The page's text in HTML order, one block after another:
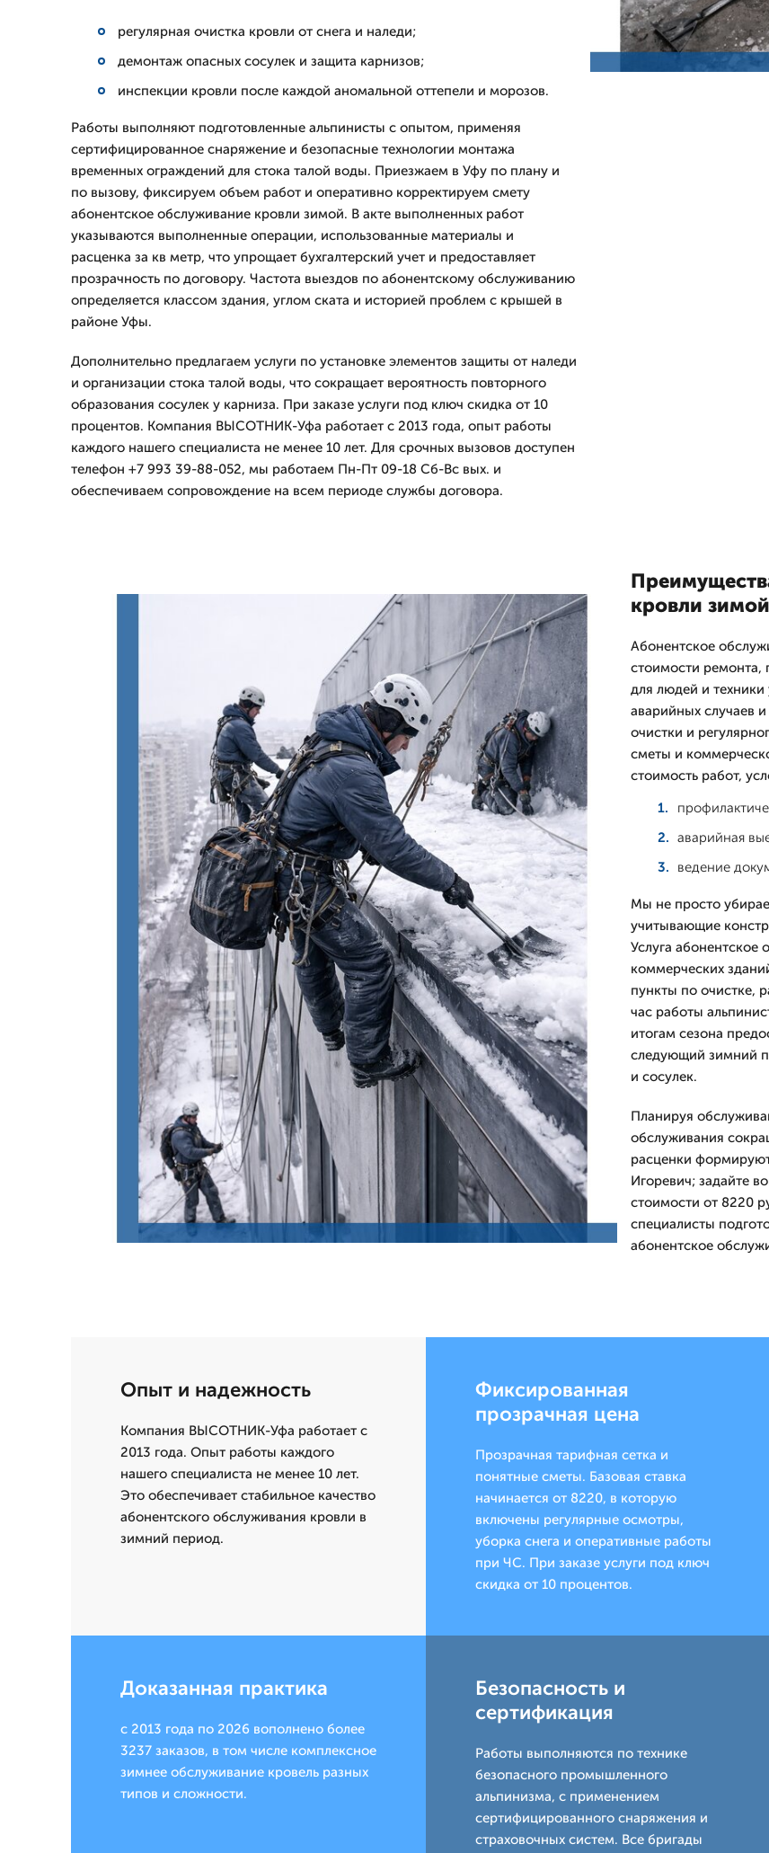
регулярная очистка кровли от снега и наледи;
демонтаж опасных сосулек и защита карнизов;
инспекции кровли после каждой аномальной оттепели и морозов.
Работы выполняют подготовленные альпинисты с опытом, применяя
сертифицированное снаряжение и безопасные технологии монтажа
временных ограждений для стока талой воды. Приезжаем в Уфу по плану и
по вызову, фиксируем объем работ и оперативно корректируем смету
абонентское обслуживание кровли зимой. В акте выполненных работ
указываются выполненные операции, использованные материалы и
расценка за кв метр, что упрощает бухгалтерский учет и предоставляет
прозрачность по договору. Частота выездов по абонентскому обслуживанию
определяется классом здания, углом ската и историей проблем с крышей в
районе Уфы.
Дополнительно предлагаем услуги по установке элементов защиты от наледи
и организации стока талой воды, что сокращает вероятность повторного
образования сосулек у карниза. При заказе услуги под ключ скидка от 10
процентов. Компания ВЫСОТНИК-Уфа работает с 2013 года, опыт работы
каждого нашего специалиста не менее 10 лет. Для срочных вызовов доступен
телефон +7 993 39-88-052, мы работаем Пн-Пт 09-18 Сб-Вс вых. и
обеспечиваем сопровождение на всем периоде службы договора.
кровли зимой
Абонентское
стоимости ремонта,
для людей и
аварийных случаев
очистки и
сметы и
стоимость работ,
аварийная
ведение
Мы не просто
учитывающие
Услуга абонентское
коммерческих
пункты по очистке,
час работы
итогам сезона
следующий зимний
и сосулек.
Планируя
обслуживания
расценки
Игоревич; задайте
стоимости от 8220
специалисты
абонентское
Опыт и надежность
Компания ВЫСОТНИК-Уфа работает с
2013 года. Опыт работы каждого
нашего специалиста не менее 10 лет.
Это обеспечивает стабильное качество
абонентского обслуживания кровли в
зимний период.
Фиксированная
прозрачная цена
Прозрачная тарифная сетка и
понятные сметы. Базовая ставка
начинается от 8220, в которую
включены регулярные осмотры,
уборка снега и оперативные работы
при ЧС. При заказе услуги под ключ
скидка от 10 процентов.
Доказанная практика
с 2013 года по 2026 вополнено более
3237 заказов, в том числе комплексное
зимнее обслуживание кровель разных
типов и сложности.
Безопасность и
сертификация
Работы выполняются по технике
безопасного промышленного
альпинизма, с применением
сертифицированного снаряжения и
страховочных систем. Все бригады